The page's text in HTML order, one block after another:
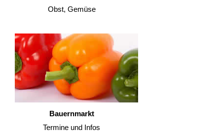
Obst, Gemüse
Bauernmarkt
Termine und Infos